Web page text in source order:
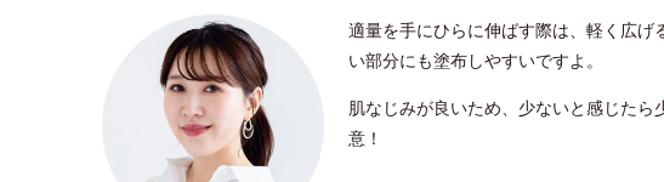
適量を手にひらに伸ばす際は、軽く広
い部分にも塗布しやすいですよ。
肌なじみが良いため、少ないと感じた
意！